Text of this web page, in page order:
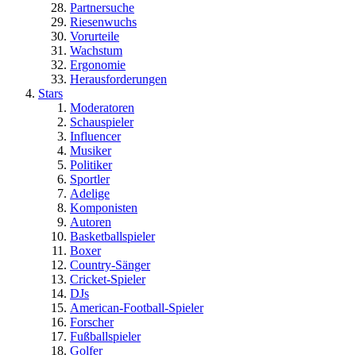
Partnersuche
Riesenwuchs
Vorurteile
Wachstum
Ergonomie
Herausforderungen
Stars
Moderatoren
Schauspieler
Influencer
Musiker
Politiker
Sportler
Adelige
Komponisten
Autoren
Basketballspieler
Boxer
Country-Sänger
Cricket-Spieler
DJs
American-Football-Spieler
Forscher
Fußballspieler
Golfer